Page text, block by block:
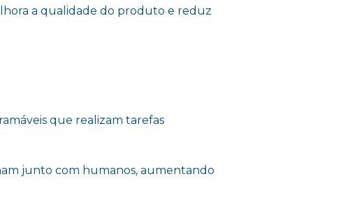
a qualidade do produto e reduz
que realizam tarefas
junto com humanos, aumentando